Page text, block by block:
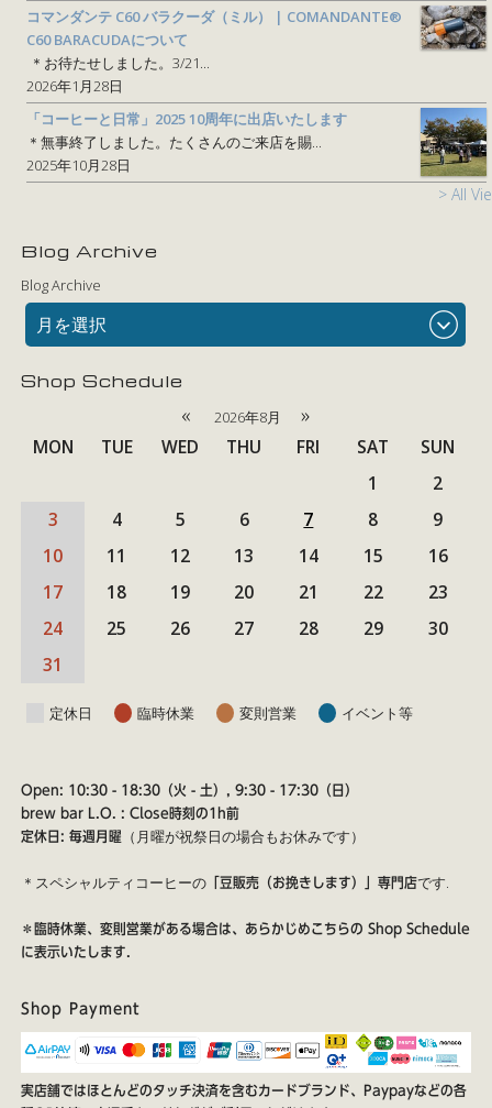
コマンダンテ C60 バラクーダ（ミル） | COMANDANTE®
C60 BARACUDAについて
＊お待たせしました。3/21...
2026年1月28日
「コーヒーと日常」2025 10周年に出店いたします
＊無事終了しました。たくさんのご来店を賜...
2025年10月28日
> All
Blog Archive
Blog Archive
月を選択
Shop Schedule
« 2026年8月 »
MON TUE WED THU FRI SAT
SUN
1
2
3
4 5 6 7 8
9
10
11 12 13 14 15
16
17
18 19 20 21 22
23
24
25 26 27 28 29
30
31
定休日 臨時休業 変則営業 イベント等
Open: 10:30 - 18:30（火 - 土）, 9:30 - 17:30（日）
brew bar L.O. : Close時刻の1h前
定休日: 毎週月曜
（月曜が祝祭日の場合もお休みです）
＊スペシャルティコーヒーの 「豆販売（お挽きします）」専門店です.
＊臨時休業、変則営業がある場合は、あらかじめこちらの Shop Schedule
に表示いたします.
Shop Payment
実店舗ではほとんどのタッチ決済を含むカードブランド、Paypayなどの各